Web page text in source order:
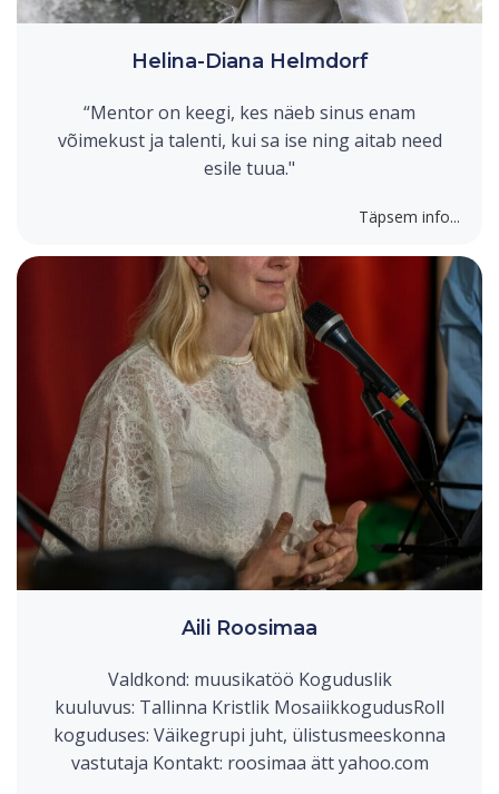
Helina-Diana Helmdorf
“Mentor on keegi, kes näeb sinus enam
võimekust ja talenti, kui sa ise ning aitab need
esile tuua."
Täpsem info...
Aili Roosimaa
Valdkond: muusikatöö Koguduslik
kuuluvus: Tallinna Kristlik MosaiikkogudusRoll
koguduses: Väikegrupi juht, ülistusmeeskonna
vastutaja Kontakt: roosimaa ätt yahoo.com